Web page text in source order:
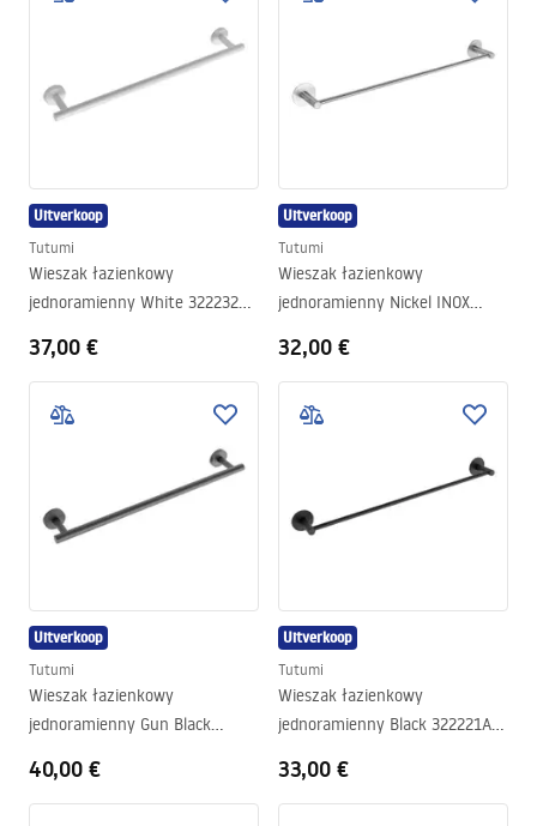
Uitverkoop
Tutumi
Wieszak łazienkowy
jednoramienny White 322232B
37,00 €
Uitverkoop
Tutumi
Wieszak łazienkowy
jednoramienny Nickel INOX
32,00 €
Uitverkoop
Tutumi
Wieszak łazienkowy
jednoramienny Gun Black
40,00 €
Uitverkoop
Tutumi
Wieszak łazienkowy
jednoramienny Black 322221A
33,00 €